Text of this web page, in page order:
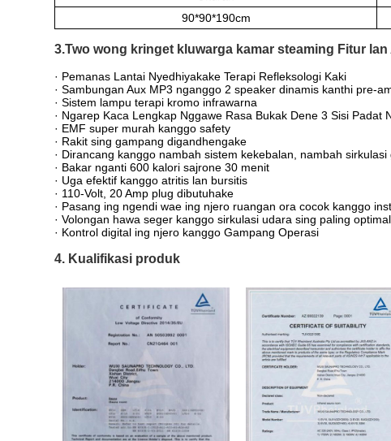
90*90*190cm
3.Two wong kringet kluwarga kamar steaming Fitur
· Pemanas Lantai Nyedhiyakake Terapi Refleksologi Kaki
· Sambungan Aux MP3 nganggo 2 speaker dinamis kanthi pre-
· Sistem lampu terapi kromo infrawarna
· Ngarep Kaca Lengkap Nggawe Rasa Bukak Dene 3 Sisi
· EMF super murah kanggo safety
· Rakit sing gampang digandhengake
· Dirancang kanggo nambah sistem kekebalan, nambah
· Bakar nganti 600 kalori sajrone 30 menit
· Uga efektif kanggo atritis lan bursitis
· 110-Volt, 20 Amp plug dibutuhake
· Pasang ing ngendi wae ing njero ruangan ora cocok kanggo
· Volongan hawa seger kanggo sirkulasi udara sing paling optimal
· Kontrol digital ing njero kanggo Gampang Operasi
4. Kualifikasi produk